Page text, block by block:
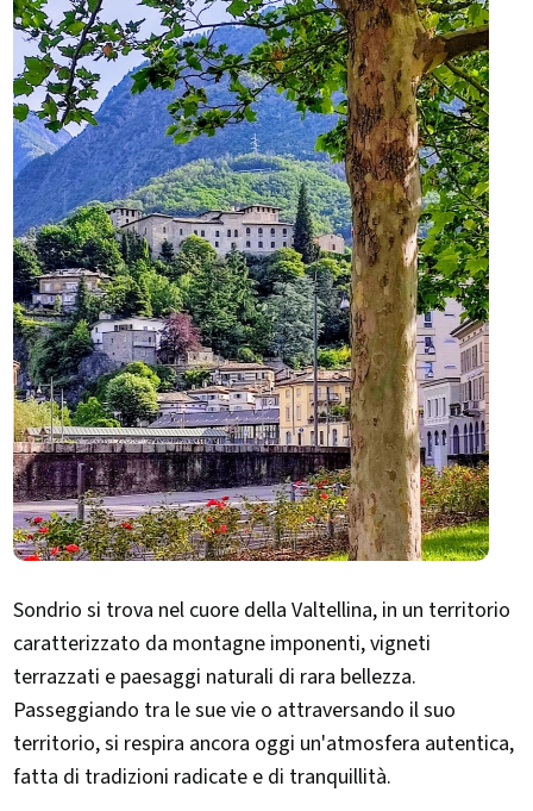
Sondrio si trova nel cuore della Valtellina, in un territorio
caratterizzato da montagne imponenti, vigneti
terrazzati e paesaggi naturali di rara bellezza.
Passeggiando tra le sue vie o attraversando il suo
territorio, si respira ancora oggi un'atmosfera autentica,
fatta di tradizioni radicate e di tranquillità.